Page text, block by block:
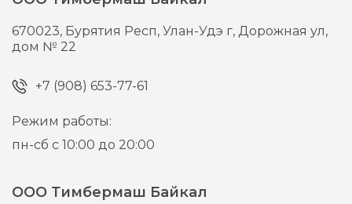
670023, Бурятия Респ, Улан-Удэ г,Дорожная ул,
дом № 22
+7 (908) 653-77-61
Режим работы:
пн-сб с 10:00 до 20:00
ООО Тимбермаш Байкал